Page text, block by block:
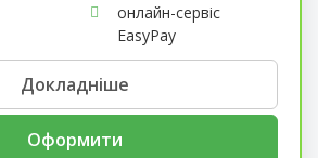
онлайн-сервіс
EasyPay
Докладніше
Оформити